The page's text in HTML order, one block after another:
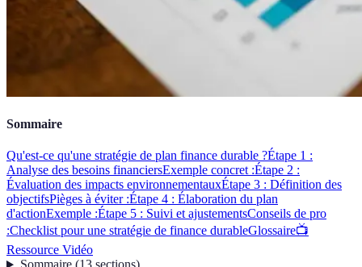
Sommaire
Qu'est-ce qu'une stratégie de plan finance durable ?Étape 1 :
Analyse des besoins financiersExemple concret :Étape 2 :
Évaluation des impacts environnementauxÉtape 3 : Définition des
objectifsPièges à éviter :Étape 4 : Élaboration du plan
d'actionExemple :Étape 5 : Suivi et ajustementsConseils de pro
:Checklist pour une stratégie de finance durableGlossaire📺
Ressource Vidéo